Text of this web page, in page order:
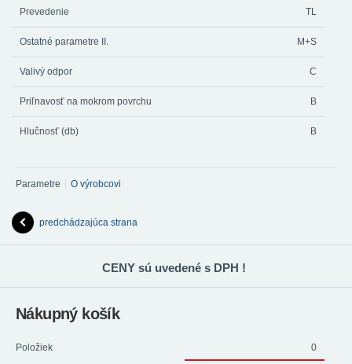
Prevedenie TL
Ostatné parametre II. M+S
Valivý odpor C
Priľnavosť na mokrom povrchu B
Hlučnosť (db) B
Parametre O výrobcovi
predchádzajúca strana
CENY sú uvedené s DPH !
Nákupný košík
Položiek 0